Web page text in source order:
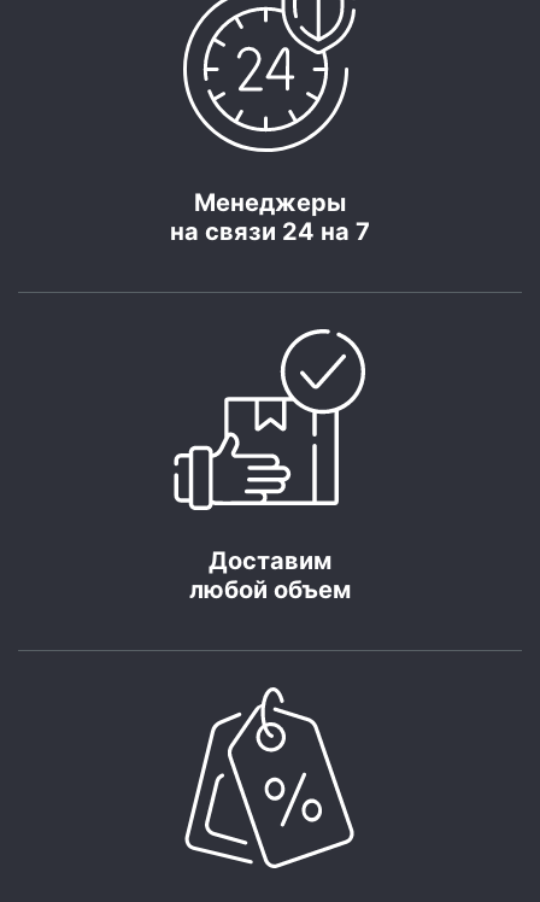
Менеджеры
на связи 24 на 7
Доставим
любой объем